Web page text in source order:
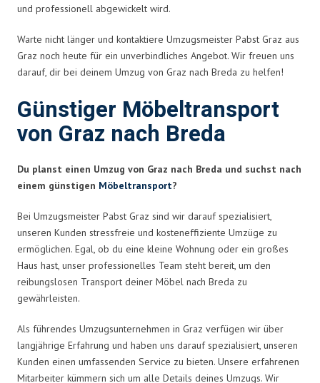
und professionell abgewickelt wird.
Warte nicht länger und kontaktiere Umzugsmeister Pabst Graz aus
Graz noch heute für ein unverbindliches Angebot. Wir freuen uns
darauf, dir bei deinem Umzug von Graz nach Breda zu helfen!
Günstiger Möbeltransport
von Graz nach Breda
Du planst einen Umzug von Graz nach Breda und suchst nach
einem günstigen Möbeltransport?
Bei Umzugsmeister Pabst Graz sind wir darauf spezialisiert,
unseren Kunden stressfreie und kosteneffiziente Umzüge zu
ermöglichen. Egal, ob du eine kleine Wohnung oder ein großes
Haus hast, unser professionelles Team steht bereit, um den
reibungslosen Transport deiner Möbel nach Breda zu
gewährleisten.
Als führendes Umzugsunternehmen in Graz verfügen wir über
langjährige Erfahrung und haben uns darauf spezialisiert, unseren
Kunden einen umfassenden Service zu bieten. Unsere erfahrenen
Mitarbeiter kümmern sich um alle Details deines Umzugs. Wir